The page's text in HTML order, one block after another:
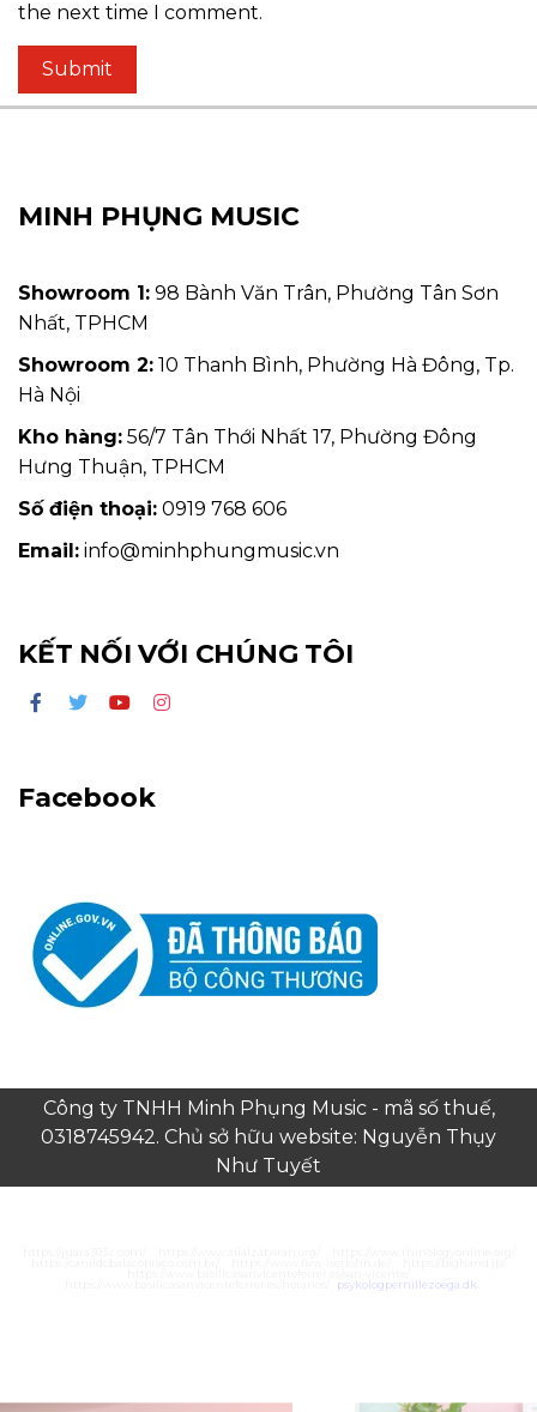
the next time I comment.
MINH PHỤNG MUSIC
Showroom 1: 98 Bành Văn Trân, Phường Tân Sơn
Nhất, TPHCM
Showroom 2: 10 Thanh Bình, Phường Hà Đông, Tp.
Hà Nội
Kho hàng: 56/7 Tân Thới Nhất 17, Phường Đông
Hưng Thuận, TPHCM
Số điện thoại: 0919 768 606
Email: info@minhphungmusic.vn
KẾT NỐI VỚI CHÚNG TÔI
Facebook
Công ty TNHH Minh Phụng Music - mã số thuế,
0318745942. Chủ sở hữu website: Nguyễn Thụy
Như Tuyết
psykologpernillezoega.dk